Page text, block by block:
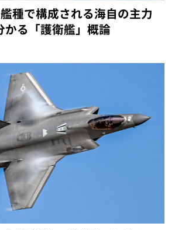
種で構成される海自の主力
る「護衛艦」概論